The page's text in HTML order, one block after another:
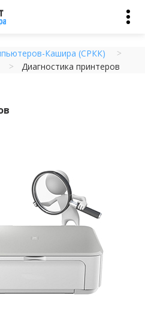
Кашира (СРКК)
Диагностика принтеров